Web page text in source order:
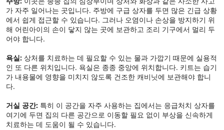
가 자주 일어나는 곳입니다. 주방에 구급 상자를 두면 많은 긴급 상황
에서 쉽게 접근할 수 있습니다. 그러나 오염이나 손상을 방지하기 위
해 어린아이의 손이 닿지 않는 곳에 보관하고 조리 기구에서 멀리 두
어야 합니다.
욕실: 상처를 치료하는 데 필요할 수 있는 물과 가깝기 때문에 실용적
인 또 다른 위치입니다. 욕실은 종종 중앙에 위치합니다. 키트는 습기
가 내용물에 영향을 미치지 않도록 건조한 캐비닛에 보관해야 합니
다.
거실 공간: 특히 이 공간을 자주 사용하는 집에서는 응급처치 상자를
여기에 두면 집의 다른 공간으로 이동할 필요 없이 부상을 신속하게
치료하는 데 도움이 될 수 있습니다.